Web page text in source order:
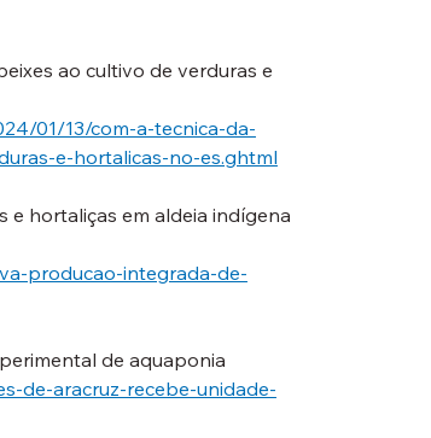
ao cultivo de verduras e
01/13/com-a-tecnica-da-
e-hortalicas-no-es.ghtml
hortaliças em aldeia indígena
producao-integrada-de-
de aquaponia
de-aracruz-recebe-unidade-